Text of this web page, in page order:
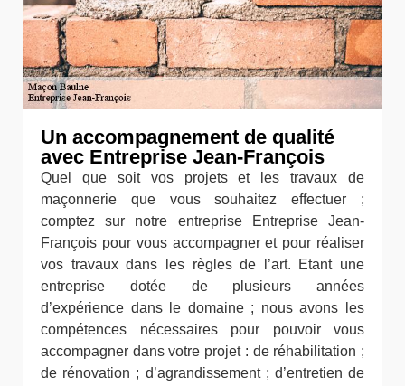
Un accompagnement de qualité
avec Entreprise Jean-François
Quel que soit vos projets et les travaux de
maçonnerie que vous souhaitez effectuer ;
comptez sur notre entreprise Entreprise Jean-
François pour vous accompagner et pour réaliser
vos travaux dans les règles de l’art. Etant une
entreprise dotée de plusieurs années
d’expérience dans le domaine ; nous avons les
compétences nécessaires pour pouvoir vous
accompagner dans votre projet : de réhabilitation ;
de rénovation ; d’agrandissement ; d’entretien de